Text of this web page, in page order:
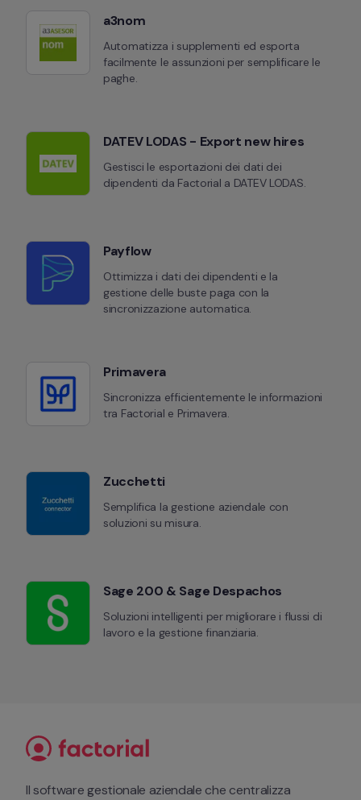
a3nom
Automatizza i supplementi ed esporta
facilmente le assunzioni per semplificare le
paghe.
DATEV LODAS - Export new hires
Gestisci le esportazioni dei dati dei
dipendenti da Factorial a DATEV LODAS.
Payflow
Ottimizza i dati dei dipendenti e la
gestione delle buste paga con la
sincronizzazione automatica.
Primavera
Sincronizza efficientemente le informazioni
tra Factorial e Primavera.
Zucchetti
Semplifica la gestione aziendale con
soluzioni su misura.
Sage 200 & Sage Despachos
Soluzioni intelligenti per migliorare i flussi di
lavoro e la gestione finanziaria.
Il software gestionale aziendale che centralizza